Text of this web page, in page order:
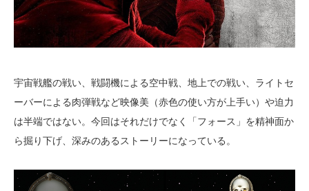
宇宙戦艦の戦い、戦闘機による空中戦、地上での戦い、ライトセ
ーバーによる肉弾戦など映像美（赤色の使い方が上手い）や迫力
は半端ではない。今回はそれだけでなく「フォース」を精神面か
ら掘り下げ、深みのあるストーリーになっている。